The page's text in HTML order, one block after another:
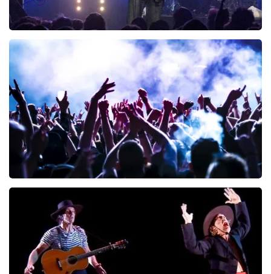
BESTEL NU
252laatste 30 minuten
BESTEL NU